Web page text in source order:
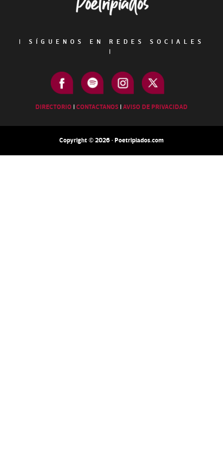
|
SÍGUENOS EN REDES SOCIALES
|
DIRECTORIO |CONTACTANOS |AVISO DE PRIVACIDAD
Copyright © 2026 · Poetripiados.com